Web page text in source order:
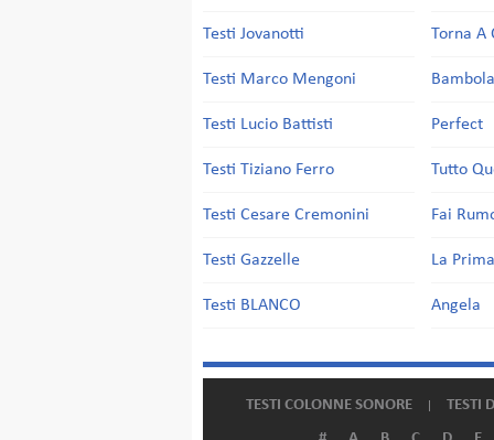
Testi Jovanotti
Testi Marco Mengoni
Testi Lucio Battisti
Testi Tiziano Ferro
Testi Cesare Cremonini
Testi Gazzelle
Testi BLANCO
Torna A
Bambola
Perfect
Tutto
Fai
La
Angela
TESTI COLONNE SONORE TESTI